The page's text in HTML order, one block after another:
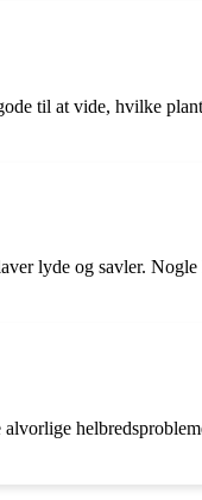
til at vide, hvilke
lyde og savler.